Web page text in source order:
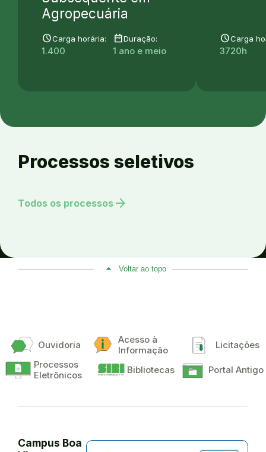
Agropecuária
scheduleCarga horária:
1.400
date_rangeDuração:
1 ano e meio
scheduleCarga
3720h
Processos seletivos
Todos os processos arrow_forward
Voltar ao topo
Ouvidoria
Acesso à
Informação
Licitações
Processos
Eletrônicos
Bibliotecas Portal Antigo
Campus Boa